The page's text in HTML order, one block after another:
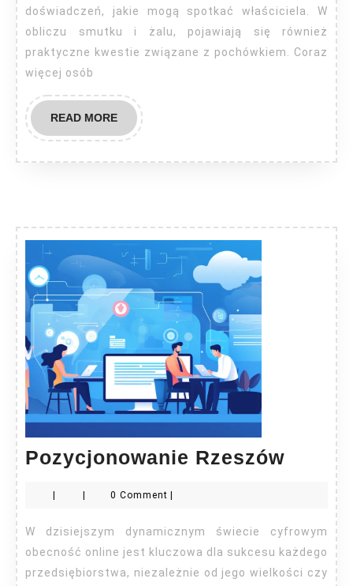
doświadczeń, jakie mogą spotkać właściciela. W
obliczu smutku i żalu, pojawiają się również
praktyczne kwestie związane z pochówkiem. Coraz
więcej osób
READ MOREREAD
MORE
Pozycjonowanie Rzeszów
0 Comment
W dzisiejszym dynamicznym świecie cyfrowym
obecność online jest kluczowa dla sukcesu każdego
przedsiębiorstwa, niezależnie od jego wielkości czy